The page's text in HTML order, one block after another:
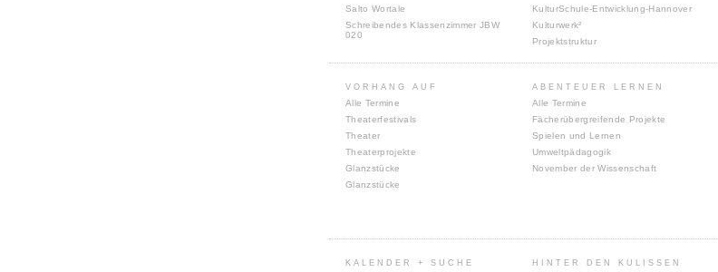
Salto Wortale
Schreibendes Klassenzimmer JBW
020
KulturSchule-Entwicklung-Hannover
Kulturwerk²
Projektstruktur
VORHANG AUF
Alle Termine
Theaterfestivals
Theater
Theaterprojekte
Glanzstücke
Glanzstücke
ABENTEUER LERNEN
Alle Termine
Fächerübergreifende Projekte
Spielen und Lernen
Umweltpädagogik
November der Wissenschaft
KALENDER + SUCHE HINTER DEN KULISSEN